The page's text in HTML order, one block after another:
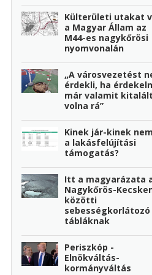
Külterületi utakat
a Magyar Állam az
M44-es nagykőrösi
nyomvonalán
„A városvezetést
érdekli, ha
már valamit kitalált
volna rá”
Kinek jár-kinek
a lakásfelújítási
támogatás?
Itt a magyarázata
Nagykőrös-
közötti
sebességkorlátozó
tábláknak
Periszkóp -
Elnökváltás-
kormányváltás